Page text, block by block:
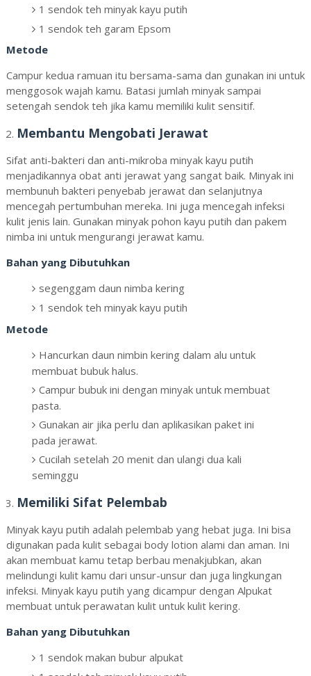
1 sendok teh minyak kayu putih
1 sendok teh garam Epsom
Metode
Campur kedua ramuan itu bersama-sama dan gunakan ini untuk
menggosok wajah kamu. Batasi jumlah minyak sampai
setengah sendok teh jika kamu memiliki kulit sensitif.
Membantu Mengobati Jerawat
Sifat anti-bakteri dan anti-mikroba minyak kayu putih
menjadikannya obat anti jerawat yang sangat baik. Minyak ini
membunuh bakteri penyebab jerawat dan selanjutnya
mencegah pertumbuhan mereka. Ini juga mencegah infeksi
kulit jenis lain. Gunakan minyak pohon kayu putih dan pakem
nimba ini untuk mengurangi jerawat kamu.
Bahan yang Dibutuhkan
segenggam daun nimba kering
1 sendok teh minyak kayu putih
Metode
Hancurkan daun nimbin kering dalam alu untuk
membuat bubuk halus.
Campur bubuk ini dengan minyak untuk membuat
pasta.
Gunakan air jika perlu dan aplikasikan paket ini
pada jerawat.
Cucilah setelah 20 menit dan ulangi dua kali
seminggu
Memiliki Sifat Pelembab
Minyak kayu putih adalah pelembab yang hebat juga. Ini bisa
digunakan pada kulit sebagai body lotion alami dan aman. Ini
akan membuat kamu tetap berbau menakjubkan, akan
melindungi kulit kamu dari unsur-unsur dan juga lingkungan
infeksi. Minyak kayu putih yang dicampur dengan Alpukat
membuat untuk perawatan kulit untuk kulit kering.
Bahan yang Dibutuhkan
1 sendok makan bubur alpukat